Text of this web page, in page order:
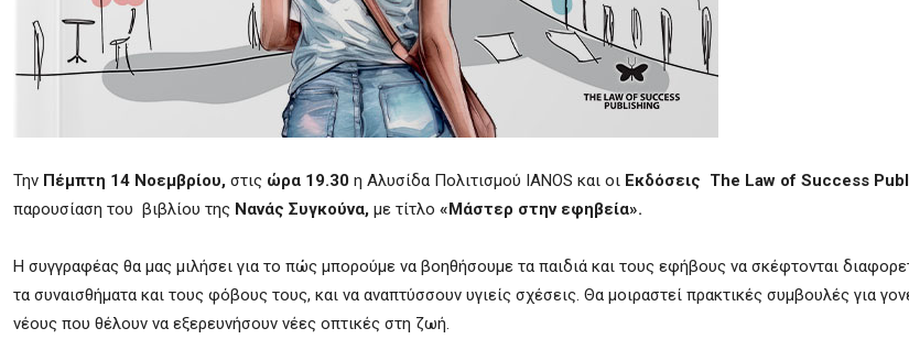
Την Πέμπτη 14 Νοεμβρίου, στις ώρα 19.30 η Αλυσίδα Πολιτισμού IANOS και οι Εκδόσεις The Law of Success
παρουσίαση του βιβλίου της Νανάς Συγκούνα, με τίτλο «Μάστερ στην εφηβεία».
Η συγγραφέας θα μας μιλήσει για το πώς μπορούμε να βοηθήσουμε τα παιδιά και τους εφήβους να σκέφτονται
τα συναισθήματα και τους φόβους τους, και να αναπτύσσουν υγιείς σχέσεις. Θα μοιραστεί πρακτικές συμβουλές για
νέους που θέλουν να εξερευνήσουν νέες οπτικές στη ζωή.